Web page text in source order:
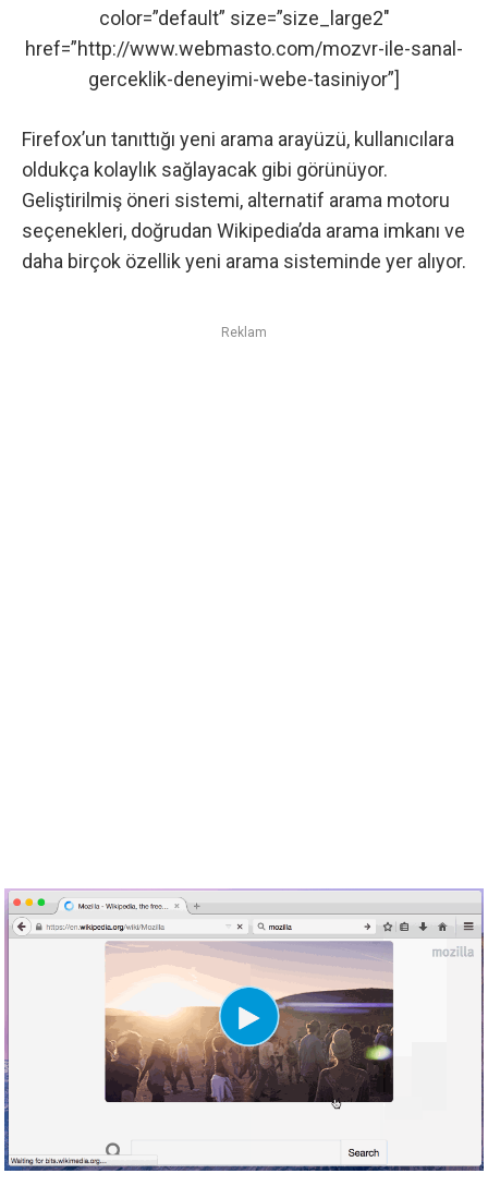
color=”default” size=”size_large2″
href=”http://www.webmasto.com/mozvr-ile-sanal-
gerceklik-deneyimi-webe-tasiniyor”]
Firefox’un tanıttığı yeni arama arayüzü, kullanıcılara
oldukça kolaylık sağlayacak gibi görünüyor.
Geliştirilmiş öneri sistemi, alternatif arama motoru
seçenekleri, doğrudan Wikipedia’da arama imkanı ve
daha birçok özellik yeni arama sisteminde yer alıyor.
Reklam